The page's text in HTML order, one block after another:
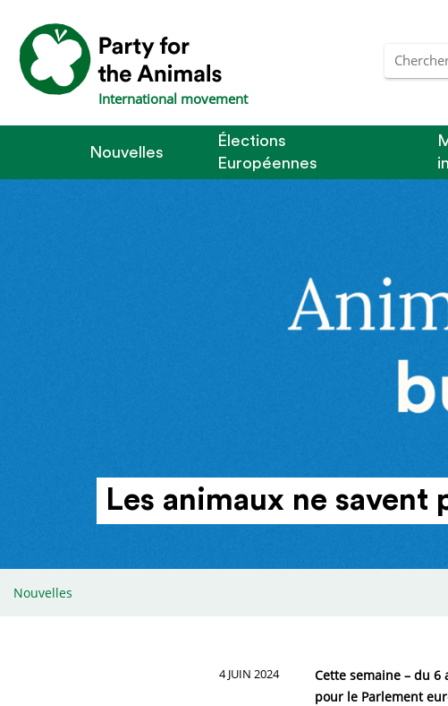
International movement
Nouvelles
Élections
Européennes
Les animaux ne savent
Nouvelles
4 JUIN 2024
Cette semaine – du
pour le Parlement